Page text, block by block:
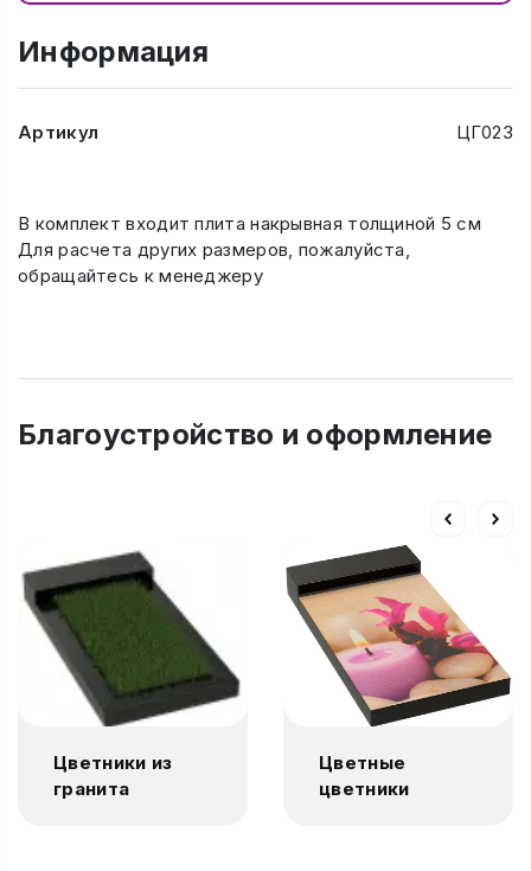
Информация
Артикул ЦГ023
В комплект входит плита накрывная толщиной 5 см
Для расчета других размеров, пожалуйста,
обращайтесь к менеджеру
Благоустройство и оформление
Цветники из
гранита
Цветные
цветники